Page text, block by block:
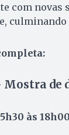
com novas
Mostra de
às